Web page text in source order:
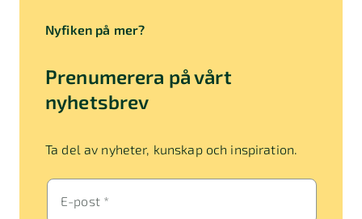
Nyfiken på mer?
Prenumerera på vårt
nyhetsbrev
Ta del av nyheter, kunskap och inspiration.
E-post *